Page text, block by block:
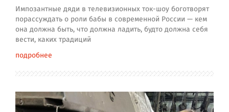
Импозантные дяди в телевизионных ток-шоу боготворят
порассуждать о роли бабы в современной России — кем
она должна быть, что должна ладить, будто должна себя
вести, каких традиций
подробнее